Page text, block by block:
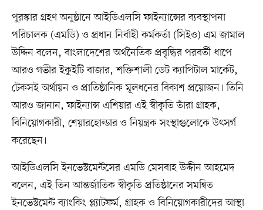
পুরস্কার গ্রহণ অনুষ্ঠানে আইডিএলসি ফাইন্যান্সের ব্যবস্থাপনা
পরিচালক (এমডি) ও প্রধান নির্বাহী কর্মকর্তা (সিইও) এম জামাল
উদ্দিন বলেন, বাংলাদেশের অর্থনৈতিক প্রবৃদ্ধির পরবর্তী ধাপে
আরও গভীর ইকুইটি বাজার, শক্তিশালী ডেট ক্যাপিটাল মার্কেট,
টেকসই অর্থায়ন ও প্রাতিষ্ঠানিক মূলধনের বিকাশ প্রয়োজন। তিনি
আরও জানান, ফাইন্যান্স এশিয়ার এই স্বীকৃতি তাঁরা গ্রাহক,
বিনিয়োগকারী, শেয়ারহোল্ডার ও নিয়ন্ত্রক সংস্থাগুলোকে উৎসর্গ
করেছেন।
আইডিএলসি ইনভেস্টমেন্টসের এমডি মেসবাহ উদ্দীন আহমেদ
বলেন, এই তিন আন্তর্জাতিক স্বীকৃতি প্রতিষ্ঠানের সমন্বিত
ইনভেস্টমেন্ট ব্যাংকিং প্ল্যাটফর্ম, গ্রাহক ও বিনিয়োগকারীদের আস্থা